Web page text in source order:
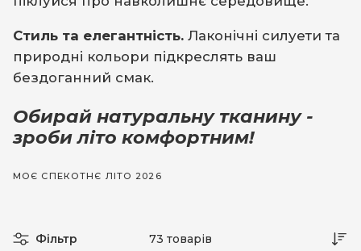
Стиль та елегантність. Лаконічні силуети та
природні кольори підкреслять ваш
бездоганний смак.
Обирай натуральну тканину -
зроби літо комфортним!
МОЄ СПЕКОТНЄ ЛІТО 2026
Фільтр 73 товарів